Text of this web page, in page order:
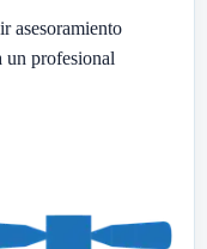
asesoramiento
un profesional